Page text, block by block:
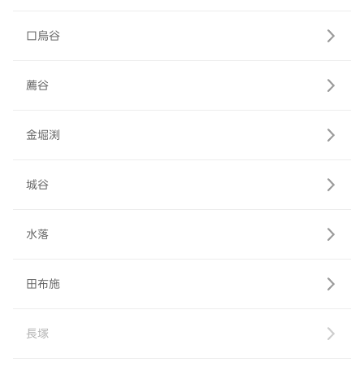
口烏谷
薦谷
金堀渕
城谷
水落
田布施
長塚